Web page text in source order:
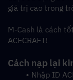
giá trị cao trong
M-Cash là cách
ACECRAFT!
Cách nạp lại
Nhập ID